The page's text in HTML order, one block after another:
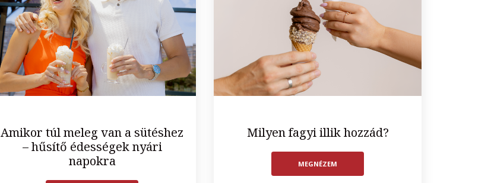
Amikor túl meleg van a sütéshez
– hűsítő édességek nyári
napokra
Milyen fagyi illik hozzád?
MEGNÉZEM